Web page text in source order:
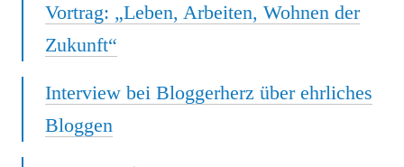
Vortrag: „Leben, Arbeiten, Wohnen der
Zukunft“
Interview bei Bloggerherz über ehrliches
Bloggen